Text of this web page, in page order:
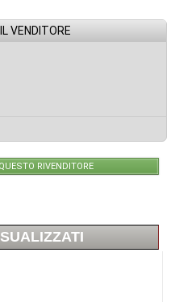
VENDITORE
RIVENDITORE